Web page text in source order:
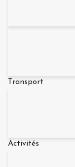
Transport
Activités